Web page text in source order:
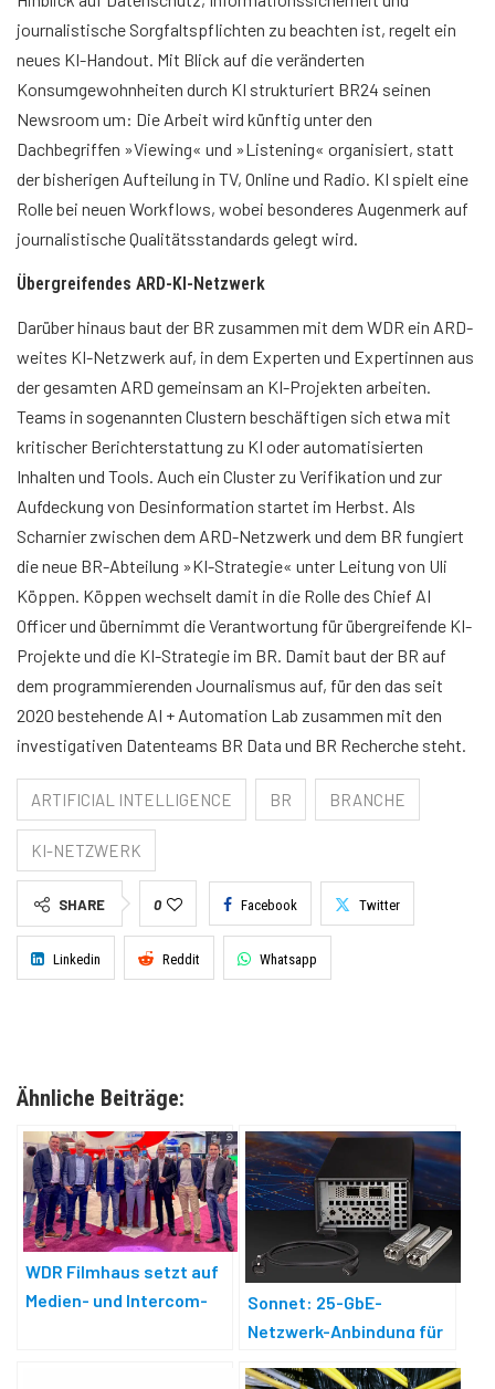
journalistische Sorgfaltspflichten zu beachten ist, regelt ein
neues KI-Handout. Mit Blick auf die veränderten
Konsumgewohnheiten durch KI strukturiert BR24 seinen
Newsroom um: Die Arbeit wird künftig unter den
Dachbegriffen »Viewing« und »Listening« organisiert, statt
der bisherigen Aufteilung in TV, Online und Radio. KI spielt eine
Rolle bei neuen Workflows, wobei besonderes Augenmerk auf
journalistische Qualitätsstandards gelegt wird.
Übergreifendes ARD-KI-Netzwerk
Darüber hinaus baut der BR zusammen mit dem WDR ein ARD-
weites KI-Netzwerk auf, in dem Experten und Expertinnen aus
der gesamten ARD gemeinsam an KI-Projekten arbeiten.
Teams in sogenannten Clustern beschäftigen sich etwa mit
kritischer Berichterstattung zu KI oder automatisierten
Inhalten und Tools. Auch ein Cluster zu Verifikation und zur
Aufdeckung von Desinformation startet im Herbst. Als
Scharnier zwischen dem ARD-Netzwerk und dem BR fungiert
die neue BR-Abteilung »KI-Strategie« unter Leitung von Uli
Köppen. Köppen wechselt damit in die Rolle des Chief AI
Officer und übernimmt die Verantwortung für übergreifende KI-
Projekte und die KI-Strategie im BR. Damit baut der BR auf
dem programmierenden Journalismus auf, für den das seit
2020 bestehende AI + Automation Lab zusammen mit den
investigativen Datenteams BR Data und BR Recherche steht.
ARTIFICIAL INTELLIGENCE BR BRANCHE
KI-NETZWERK
SHARE 0 Facebook Twitter
Linkedin Reddit Whatsapp
Ähnliche Beiträge:
WDR Filmhaus setzt auf
Medien- und Intercom-
Sonnet: 25-GbE-
Netzwerk-Anbindung für